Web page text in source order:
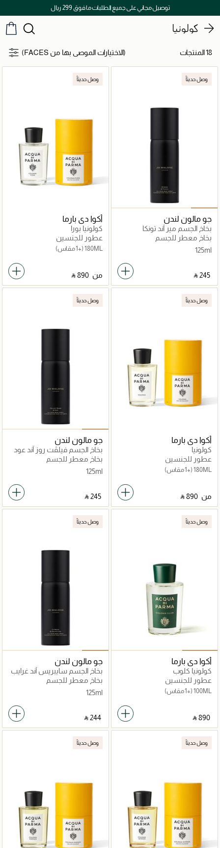
توصيل مجاني على جميع الطلبات ما فوق 299 ريال
كولونيا
18 المنتجات (الاختيارات الموصى بها من FACES)
وصل حديثاً
جو مالون لندن
بخاخ الجسم مير آند تونكا
بخاخ معطر للجسم
125ml
‎ ⃁ ⁦245⁩ ‎
وصل حديثاً
أكوا دي بارما
كولونيا بورا
عطور للجنسين
180ML (+1 مقاس)
من ‎ ⃁ ⁦890⁩ ‎
وصل حديثاً
أكوا دي بارما
كولونيا
عطور للجنسين
180ML (+1 مقاس)
من ‎ ⃁ ⁦890⁩ ‎
وصل حديثاً
جو مالون لندن
بخاخ الجسم فيلڤت روز آند عود
بخاخ معطر للجسم
125ml
‎ ⃁ ⁦245⁩ ‎
وصل حديثاً
أكوا دي بارما
كولونيا كلوب
عطور للجنسين
100ML (+1 مقاس)
‎ ⃁ ⁦890⁩ ‎
وصل حديثاً
جو مالون لندن
بخاخ الجسم سايبريس آند غرايب
فاين
بخاخ معطر للجسم
125ml
‎ ⃁ ⁦244⁩ ‎
وصل حديثاً وصل حديثاً